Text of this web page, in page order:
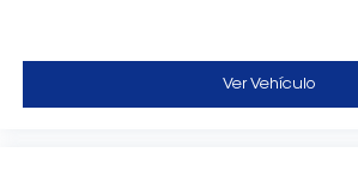
Ver Vehículo